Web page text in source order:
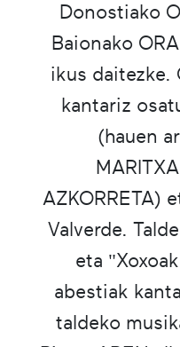
Donostiako
Baionako
ikus daitezke.
kantariz
(hauen
AZKORRETA)
Valverde.
eta
abestiak
taldeko